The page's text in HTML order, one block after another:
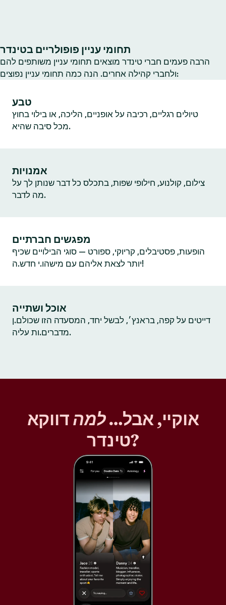
תחומי עניין פופולריים בטינדר
הרבה פעמים חברי טינדר מוצאים תחומי עניין משותפים להם
ולחברי קהילה אחרים. הנה כמה תחומי עניין נפוצים:
טבע
טיולים רגליים, רכיבה על אופניים, הליכה, או בילוי בחוץ
מכל סיבה שהיא.
אמנויות
צילום, קולנוע, חילופי שפות, בתכלס כל דבר שנותן לך על
מה לדבר.
מפגשים חברתיים
הופעות, פסטיבלים, קריוקי, ספורט — סוגי הבילויים שכיף
יותר לצאת אליהם עם מישהו.י חדש.ה!
אוכל ושתייה
דייטים על קפה, בראנץ׳, לבשל יחד, המסעדה הזו שכולם.ן
מדברים.ות עליה.
אוקיי, אבל…למהדווקא
טינדר?